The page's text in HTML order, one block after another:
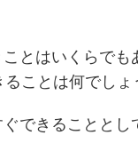
とはいくらでも
ことは何でしょ
できることとし